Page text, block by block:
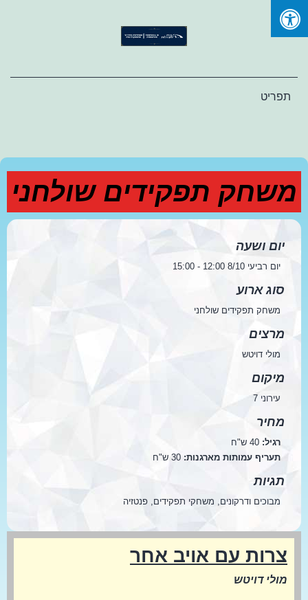
Skip
תפריט
משחק תפקידים שולחני
יום ושעה
יום רביעי 8/10 12:00 - 15:00
סוג ארוע
משחק תפקידים שולחני
מרצים
מולי דויטש
מיקום
עירוני 7
מחיר
רגיל: 40 ש"ח
תעריף עמותות מארגנות: 30 ש"ח
תגיות
מבוכים ודרקונים, משחקי תפקידים, פנטזיה
צרות עם אויב אחר
מולי דויטש